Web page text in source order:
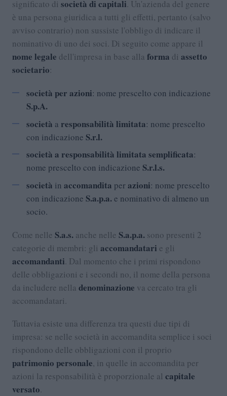
significato di società di capitali. Un'azienda del genere
è una persona giuridica a tutti gli effetti, pertanto (salvo
avviso contrario) non sussiste l'obbligo di indicare il
nominativo di uno dei soci. Di seguito come appare il
nome legale dell'impresa in base alla forma di assetto
societario:
società per azioni: nome prescelto con indicazione
S.p.A.
società a responsabilità limitata: nome prescelto
con indicazione S.r.l.
società a responsabilità limitata semplificata:
nome prescelto con indicazione S.r.l.s.
società in accomandita perazioni: nome prescelto
con indicazione S.a.p.a.e nominativo di almeno un
socio.
Come nelle S.a.s. anche nelle S.a.p.a. sono presenti 2
categorie di membri: gli accomandatari e gli
accomandanti. Dal momento che i primi rispondono
delle obbligazioni e i secondi no, il nome della persona
da includere nella denominazione va cercato tra gli
accomandatari.
Tuttavia esiste una differenza tra questi due tipi di
impresa: se nelle società in accomandita semplice i soci
rispondono delle obbligazioni con il proprio
patrimonio personale, in quelle in accomandita per
azioni la responsabilità è proporzionale al capitale
versato.